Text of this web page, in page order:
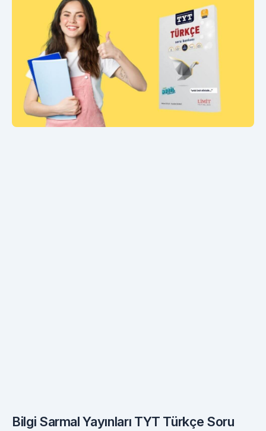
Bilgi Sarmal Yayınları TYT Türkçe Soru